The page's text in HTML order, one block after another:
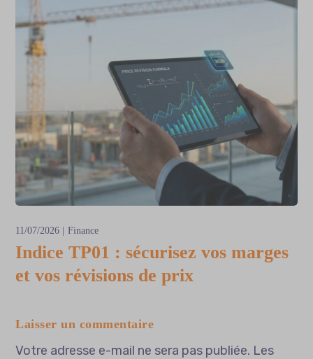
11/07/2026 Finance
Indice TP01 : sécurisez vos marges
et vos révisions de prix
Laisser un commentaire
Votre adresse e-mail ne sera pas publiée. Les